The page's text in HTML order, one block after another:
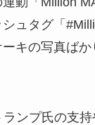
ュタグ「
キの写真ばか
ンプ氏の支